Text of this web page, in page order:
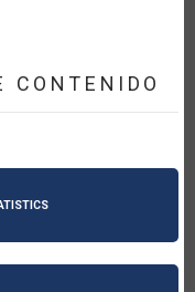
CONTENIDO